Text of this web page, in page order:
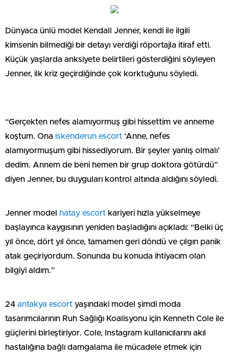
Dünyaca ünlü model Kendall Jenner, kendi ile ilgili
kimsenin bilmediği bir detayı verdiği röportajla itiraf etti.
Küçük yaşlarda anksiyete belirtileri gösterdiğini söyleyen
Jenner, ilk kriz geçirdiğinde çok korktuğunu söyledi.
“Gerçekten nefes alamıyormuş gibi hissettim ve anneme
koştum. Ona iskenderun escort ‘Anne, nefes
alamıyormuşum gibi hissediyorum. Bir şeyler yanlış olmalı’
dedim. Annem de beni hemen bir grup doktora götürdü”
diyen Jenner, bu duyguları kontrol altında aldığını söyledi.
Jenner model hatay escort kariyeri hızla yükselmeye
başlayınca kaygısının yeniden başladığını açıkladı: “Belki üç
yıl önce, dört yıl önce, tamamen geri döndü ve çılgın panik
atak geçiriyordum. Sonunda bu konuda ihtiyacım olan
bilgiyi aldım.”
24 antakya escort yaşındaki model şimdi moda
tasarımcılarının Ruh Sağlığı Koalisyonu için Kenneth Cole ile
güçlerini birleştiriyor. Cole, Instagram kullanıcılarını akıl
hastalığına bağlı damgalama ile mücadele etmek için